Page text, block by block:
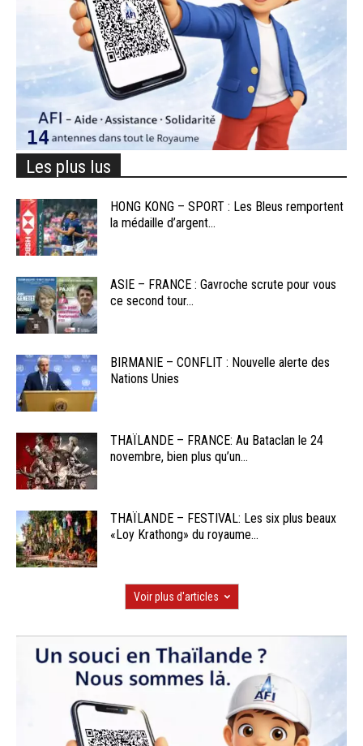
Les plus lus
HONG KONG – SPORT : Les Bleus remportent
la médaille d’argent...
ASIE – FRANCE : Gavroche scrute pour vous
ce second tour...
BIRMANIE – CONFLIT : Nouvelle alerte des
Nations Unies
THAÏLANDE – FRANCE: Au Bataclan le 24
novembre, bien plus qu’un...
THAÏLANDE – FESTIVAL: Les six plus beaux
«Loy Krathong» du royaume...
Voir plus d'articles